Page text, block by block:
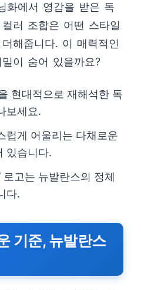
화에서 영감을 받은 독
러 조합은 어떤 스타일
해줍니다. 이 매력적인
이 숨어 있을까요?
현대적으로 재해석한 독
보세요.
럽게 어울리는 다채로운
있습니다.
로고는 뉴발란스의 정체
다.
기준, 뉴발란스